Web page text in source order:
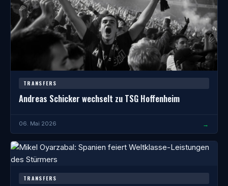
TRANSFERS
Andreas Schicker wechselt zu TSG Hoffenheim
06. Mai 2026 →
TRANSFERS